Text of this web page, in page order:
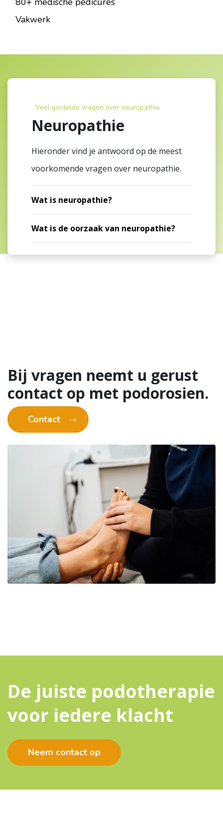
Vakwerk
Veel gestelde vragen over neuropathie
Neuropathie
Hieronder vind je antwoord op de meest
voorkomende vragen over neuropathie.
Wat is neuropathie?
Wat is de oorzaak van neuropathie?
Bij vragen neemt u gerust
contact op met podorosien.
Contact
De juiste podotherapie
voor iedere klacht
Neem contact op